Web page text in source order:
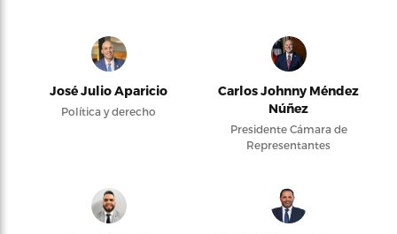
José Julio Aparicio
Política y derecho
Carlos Johnny Méndez
Núñez
Presidente Cámara de
Representantes